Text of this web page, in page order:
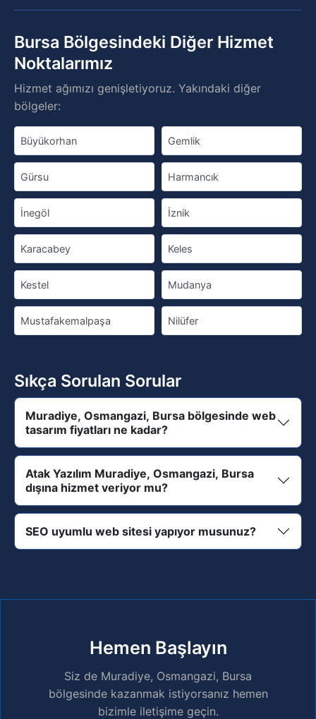
Bursa Bölgesindeki Diğer Hizmet
Noktalarımız
Hizmet ağımızı genişletiyoruz. Yakındaki diğer
bölgeler:
Büyükorhan Gemlik
Gürsu Harmancık
İnegöl İznik
Karacabey Keles
Kestel Mudanya
Mustafakemalpaşa Nilüfer
Sıkça Sorulan Sorular
Muradiye, Osmangazi, Bursa bölgesinde web
tasarım fiyatları ne kadar?
Atak Yazılım Muradiye, Osmangazi, Bursa
dışına hizmet veriyor mu?
SEO uyumlu web sitesi yapıyor musunuz?
Hemen Başlayın
Siz de Muradiye, Osmangazi, Bursa
bölgesinde kazanmak istiyorsanız hemen
bizimle iletişime geçin.